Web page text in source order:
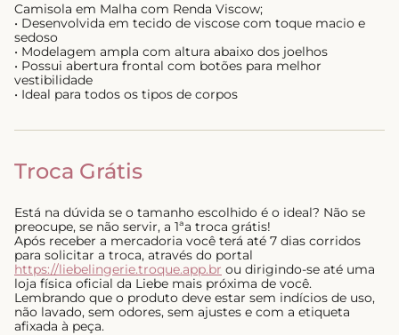
Camisola em Malha com Renda Viscow;
• Desenvolvida em tecido de viscose com toque macio e
sedoso
• Modelagem ampla com altura abaixo dos joelhos
• Possui abertura frontal com botões para melhor
vestibilidade
• Ideal para todos os tipos de corpos
Troca Grátis
Está na dúvida se o tamanho escolhido é o ideal? Não se
preocupe, se não servir, a 1ªa troca grátis!
Após receber a mercadoria você terá até 7 dias corridos
para solicitar a troca, através do portal
https://liebelingerie.troque.app.br ou dirigindo-se até uma
loja física oficial da Liebe mais próxima de você.
Lembrando que o produto deve estar sem indícios de uso,
não lavado, sem odores, sem ajustes e com a etiqueta
afixada à peça.